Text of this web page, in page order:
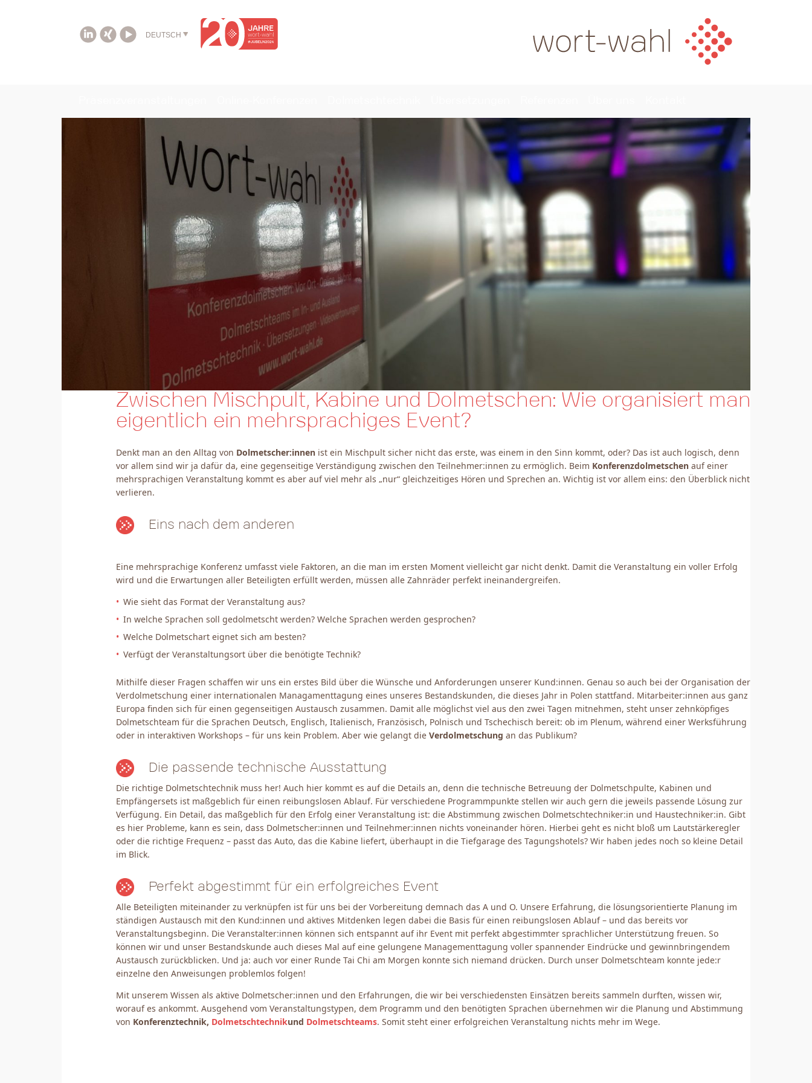
DEUTSCH
Zwischen Mischpult, Kabine und Dolmetschen: Wie organisiert man
eigentlich ein mehrsprachiges Event?
Denkt man an den Alltag von Dolmetscher:innen ist ein Mischpult sicher nicht das erste, was einem in den Sinn kommt, oder? Das ist auch logisch, denn
vor allem sind wir ja dafür da, eine gegenseitige Verständigung zwischen den Teilnehmer:innen zu ermöglich. Beim Konferenzdolmetschen auf einer
mehrsprachigen Veranstaltung kommt es aber auf viel mehr als „nur“ gleichzeitiges Hören und Sprechen an. Wichtig ist vor allem eins: den Überblick nicht
verlieren.
Eins nach dem anderen
Eine mehrsprachige Konferenz umfasst viele Faktoren, an die man im ersten Moment vielleicht gar nicht denkt. Damit die Veranstaltung ein voller Erfolg
wird und die Erwartungen aller Beteiligten erfüllt werden, müssen alle Zahnräder perfekt ineinandergreifen.
Wie sieht das Format der Veranstaltung aus?
In welche Sprachen soll gedolmetscht werden? Welche Sprachen werden gesprochen?
Welche Dolmetschart eignet sich am besten?
Verfügt der Veranstaltungsort über die benötigte Technik?
Mithilfe dieser Fragen schaffen wir uns ein erstes Bild über die Wünsche und Anforderungen unserer Kund:innen. Genau so auch bei der Organisation der
Verdolmetschung einer internationalen Managamenttagung eines unseres Bestandskunden, die dieses Jahr in Polen stattfand. Mitarbeiter:innen aus ganz
Europa finden sich für einen gegenseitigen Austausch zusammen. Damit alle möglichst viel aus den zwei Tagen mitnehmen, steht unser zehnköpfiges
Dolmetschteam für die Sprachen Deutsch, Englisch, Italienisch, Französisch, Polnisch und Tschechisch bereit: ob im Plenum, während einer Werksführung
oder in interaktiven Workshops – für uns kein Problem. Aber wie gelangt die Verdolmetschung an das Publikum?
Die passende technische Ausstattung
Die richtige Dolmetschtechnik muss her! Auch hier kommt es auf die Details an, denn die technische Betreuung der Dolmetschpulte, Kabinen und
Empfängersets ist maßgeblich für einen reibungslosen Ablauf. Für verschiedene Programmpunkte stellen wir auch gern die jeweils passende Lösung zur
Verfügung. Ein Detail, das maßgeblich für den Erfolg einer Veranstaltung ist: die Abstimmung zwischen Dolmetschtechniker:in und Haustechniker:in. Gibt
es hier Probleme, kann es sein, dass Dolmetscher:innen und Teilnehmer:innen nichts voneinander hören. Hierbei geht es nicht bloß um Lautstärkeregler
oder die richtige Frequenz – passt das Auto, das die Kabine liefert, überhaupt in die Tiefgarage des Tagungshotels? Wir haben jedes noch so kleine Detail
im Blick.
Perfekt abgestimmt für ein erfolgreiches Event
Alle Beteiligten miteinander zu verknüpfen ist für uns bei der Vorbereitung demnach das A und O. Unsere Erfahrung, die lösungsorientierte Planung im
ständigen Austausch mit den Kund:innen und aktives Mitdenken legen dabei die Basis für einen reibungslosen Ablauf – und das bereits vor
Veranstaltungsbeginn. Die Veranstalter:innen können sich entspannt auf ihr Event mit perfekt abgestimmter sprachlicher Unterstützung freuen. So
können wir und unser Bestandskunde auch dieses Mal auf eine gelungene Managementtagung voller spannender Eindrücke und gewinnbringendem
Austausch zurückblicken. Und ja: auch vor einer Runde Tai Chi am Morgen konnte sich niemand drücken. Durch unser Dolmetschteam konnte jede:r
einzelne den Anweisungen problemlos folgen!
Mit unserem Wissen als aktive Dolmetscher:innen und den Erfahrungen, die wir bei verschiedensten Einsätzen bereits sammeln durften, wissen wir,
worauf es ankommt. Ausgehend vom Veranstaltungstypen, dem Programm und den benötigten Sprachen übernehmen wir die Planung und Abstimmung
von Konferenztechnik, Dolmetschtechnikund Dolmetschteams. Somit steht einer erfolgreichen Veranstaltung nichts mehr im Wege.